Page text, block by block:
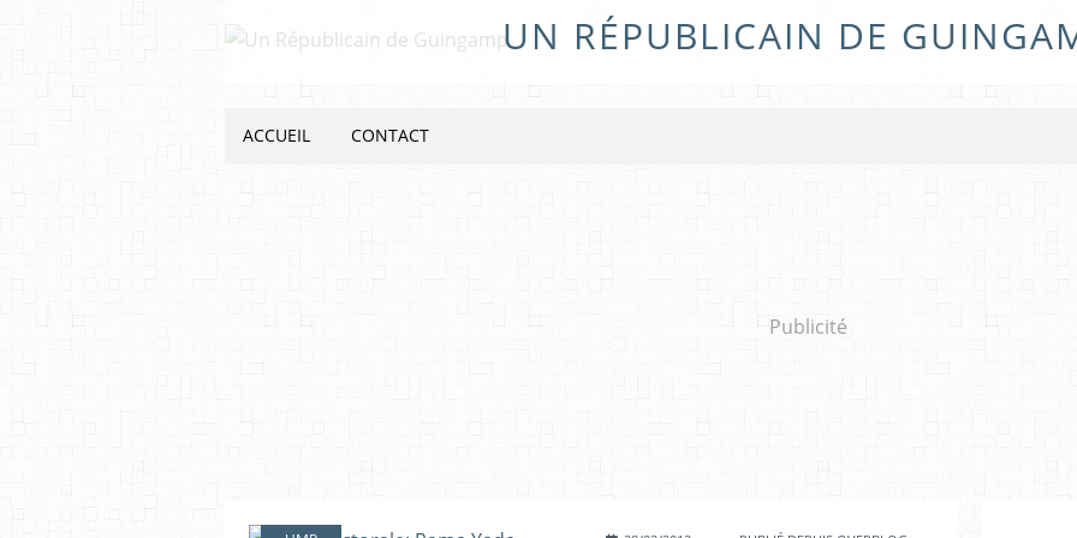
UN RÉPUBLICAIN DE
ACCUEIL CONTACT
Publicité